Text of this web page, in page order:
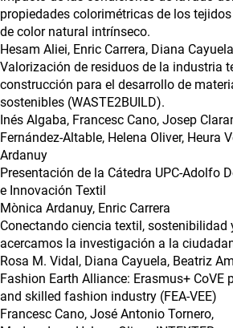
propiedades colorimétricas de los
de color natural intrínseco.
Hesam Aliei, Enric Carrera, Diana Cayuela
Valorización de residuos de la industria
construcción para el desarrollo de
sostenibles (WASTE2BUILD).
Inés Algaba, Francesc Cano, Josep
Fernández-Altable, Helena Oliver, Heura
Ardanuy
Presentación de la Cátedra UPC-Adolfo
e Innovación Textil
Mònica Ardanuy, Enric Carrera
Conectando ciencia textil, sostenibilidad
acercamos la investigación a la
Rosa M. Vidal, Diana Cayuela, Beatriz
Fashion Earth Alliance: Erasmus+ CoVE
and skilled fashion industry (FEA-VEE)
Francesc Cano, José Antonio Tornero,